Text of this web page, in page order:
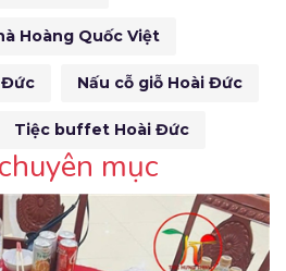
Hoàng Quốc Việt
Đức Nấu cỗ giỗ Hoài Đức
Tiệc buffet Hoài Đức
mục